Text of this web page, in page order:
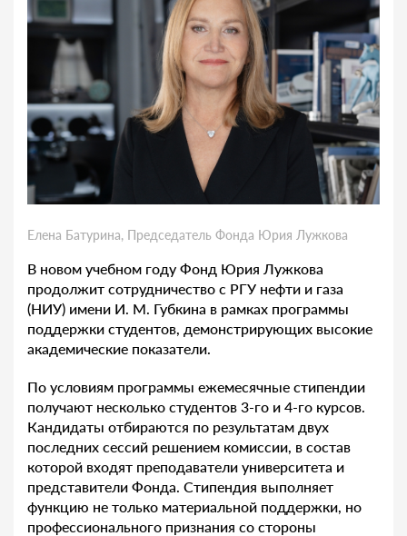
Елена Батурина, Председатель Фонда Юрия Лужкова
В новом учебном году Фонд Юрия Лужкова
продолжит сотрудничество с РГУ нефти и газа
(НИУ) имени И. М. Губкина в рамках программы
поддержки студентов, демонстрирующих высокие
академические показатели.
По условиям программы ежемесячные стипендии
получают несколько студентов 3-го и 4-го курсов.
Кандидаты отбираются по результатам двух
последних сессий решением комиссии, в состав
которой входят преподаватели университета и
представители Фонда. Стипендия выполняет
функцию не только материальной поддержки, но
профессионального признания со стороны